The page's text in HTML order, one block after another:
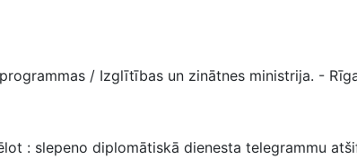
/ Izglītības un zinātnes ministrija. -
: slepeno diplomātiskā dienesta telegrammu